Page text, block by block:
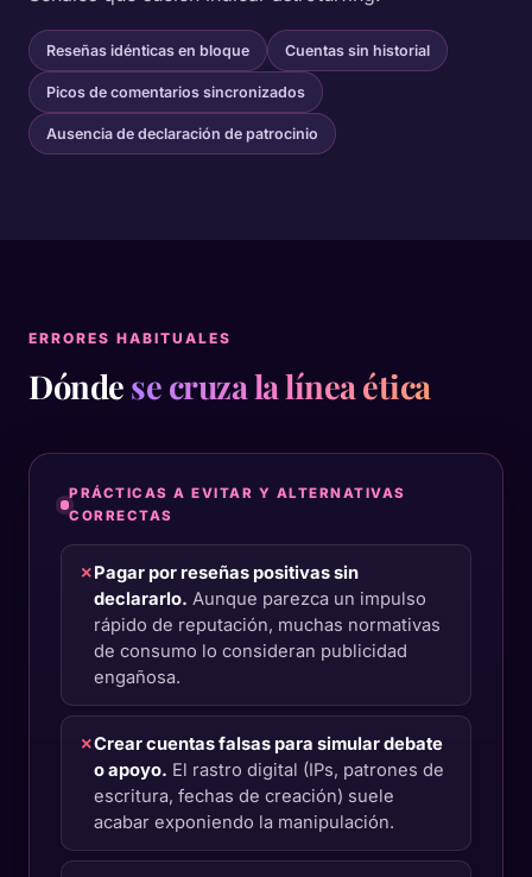
Reseñas idénticas en bloque Cuentas sin historial
Picos de comentarios sincronizados
Ausencia de declaración de patrocinio
ERRORES HABITUALES
Dóndese cruza la línea ética
PRÁCTICAS A EVITAR Y ALTERNATIVAS
CORRECTAS
✗Pagar por reseñas positivas sin
declararlo. Aunque parezca un impulso
rápido de reputación, muchas normativas
de consumo lo consideran publicidad
engañosa.
✗Crear cuentas falsas para simular debate
o apoyo. El rastro digital (IPs, patrones de
escritura, fechas de creación) suele
acabar exponiendo la manipulación.